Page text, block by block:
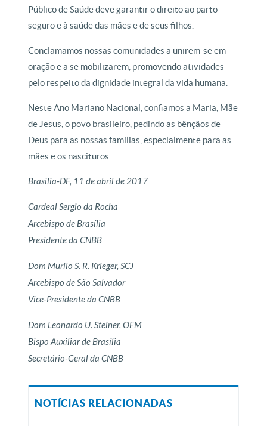
Público de Saúde deve garantir o direito ao parto
seguro e à saúde das mães e de seus filhos.
Conclamamos nossas comunidades a unirem-se em
oração e a se mobilizarem, promovendo atividades
pelo respeito da dignidade integral da vida humana.
Neste Ano Mariano Nacional, confiamos a Maria, Mãe
de Jesus, o povo brasileiro, pedindo as bênçãos de
Deus para as nossas famílias, especialmente para as
mães e os nascituros.
Brasília-DF, 11 de abril de 2017
Cardeal Sergio da Rocha
Arcebispo de Brasília
Presidente da CNBB
Dom Murilo S. R. Krieger, SCJ
Arcebispo de São Salvador
Vice-Presidente da CNBB
Dom Leonardo U. Steiner, OFM
Bispo Auxiliar de Brasília
Secretário-Geral da CNBB
NOTÍCIAS RELACIONADAS